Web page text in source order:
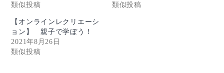
類似投稿
類似投稿
【オンラインレクリエーシ
ョン】 親子で学ぼう！
2021年8月26日
類似投稿